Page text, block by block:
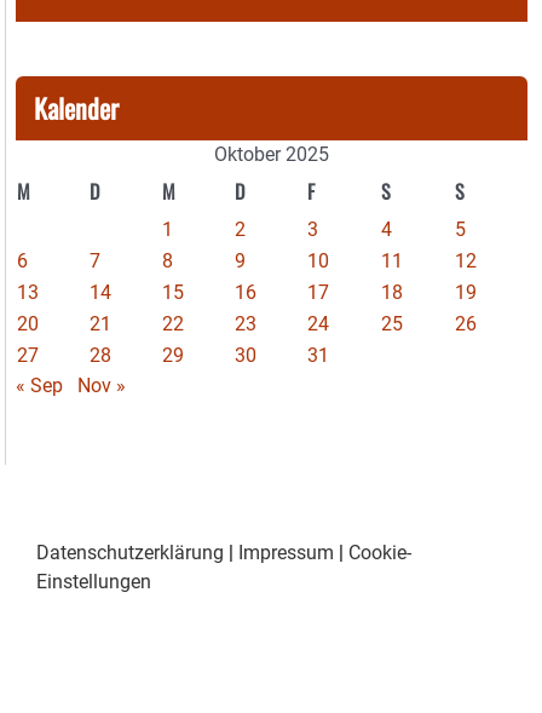
Kalender
Oktober 2025
M D M D F S S
1 2 3 4
5
6
7 8 9 10 11
12
13
14 15 16 17 18
19
20
21 22 23 24 25
26
27
28 29 30
31
« Sep
Nov »
Datenschutzerklärung | Impressum | Cookie-
Einstellungen